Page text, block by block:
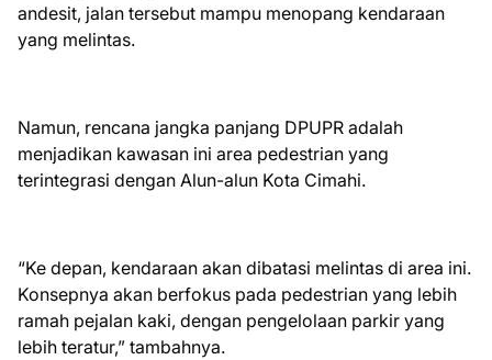
andesit, jalan tersebut mampu menopang kendaraan
yang melintas.
Namun, rencana jangka panjang DPUPR adalah
menjadikan kawasan ini area pedestrian yang
terintegrasi dengan Alun-alun Kota Cimahi.
“Ke depan, kendaraan akan dibatasi melintas di area ini.
Konsepnya akan berfokus pada pedestrian yang lebih
ramah pejalan kaki, dengan pengelolaan parkir yang
lebih teratur,” tambahnya.